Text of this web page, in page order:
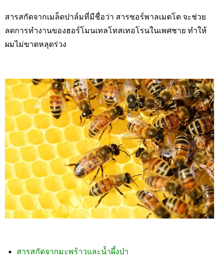
สารสกัดจากเมล็ดปาล์มที่มีชื่อว่า สารซอร์พาลเมตโต จะช่วย
ลดการทำงานของฮอร์โมนเทลโทสเทอโรนในเพศชาย ทำให้
ผมไม่ขาดหลุดร่วง
สารสกัดจากมะพร้าวและน้ำผึ้งป่า